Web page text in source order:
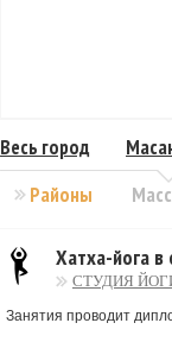
Районы
Весь город
Хатха-йога в
СТУДИЯ
Занятия проводит